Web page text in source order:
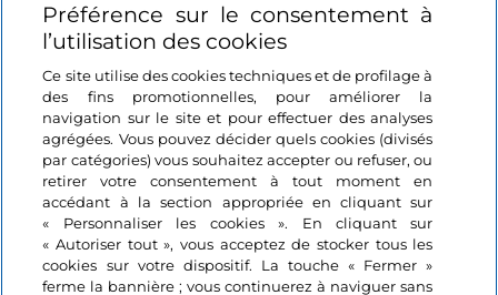
Se connecter
Suivez-nous
Préférence sur le consentement à
l’utilisation des cookies
Ce site utilise des cookies techniques et de profilage à
des fins promotionnelles, pour améliorer la
navigation sur le site et pour effectuer des analyses
agrégées. Vous pouvez décider quels cookies (divisés
par catégories) vous souhaitez accepter ou refuser, ou
retirer votre consentement à tout moment en
accédant à la section appropriée en cliquant sur
« Personnaliser les cookies ». En cliquant sur
« Autoriser tout », vous acceptez de stocker tous les
cookies sur votre dispositif. La touche « Fermer »
ferme la bannière ; vous continuerez à naviguer sans